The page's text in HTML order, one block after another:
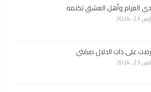
الغرام وأهل العشق تكتمه
2024
على ذات الدلال صبابتي
2024